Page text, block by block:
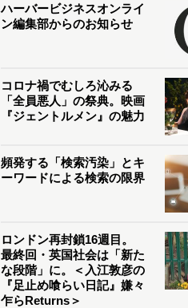
ハーバービジネスオンライ
ン編集部からのお知らせ
コロナ禍でむしろ沁みる
「全員悪人」の祭典。映画
『ジェントルメン』の魅力
頻発する「検索汚染」とキ
ーワードによる検索の限界
ロンドン再封鎖16週目。
最終回・英国社会は「新た
な段階」に。＜入江敦彦の
『足止め喰らい日記』嫌々
乍らReturns＞